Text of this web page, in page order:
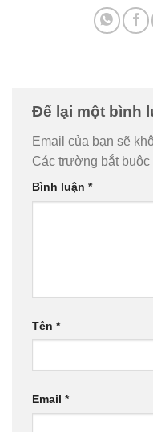
Để lại một bình
Email của bạn sẽ
Các trường bắt
Bình luận *
Tên *
Email *